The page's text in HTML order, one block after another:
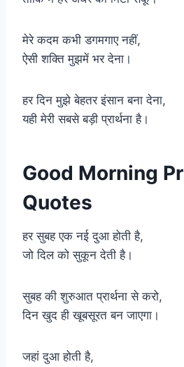
मेरे कदम कभी डगमगाए नहीं,
ऐसी शक्ति मुझमें भर देना।
हर दिन मुझे बेहतर इंसान बना देना,
यही मेरी सबसे बड़ी प्रार्थना है।
Good Morning
Quotes
हर सुबह एक नई दुआ होती है,
जो दिल को सुकून देती है।
सुबह की शुरुआत प्रार्थना से करो,
दिन खुद ही खूबसूरत बन जाएगा।
जहां दुआ होती है,